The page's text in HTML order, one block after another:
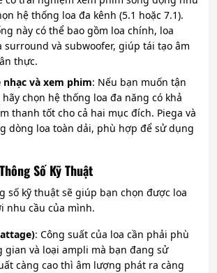
hệ thống loa đa kênh (5.1 hoặc 7.1).
này có thể bao gồm loa chính, loa
surround và subwoofer, giúp tái tạo âm
thực.
và xem phim: Nếu bạn muốn tận
chọn hệ thống loa đa năng có khả
thanh tốt cho cả hai mục đích. Piega và
dòng loa toàn dải, phù hợp để sử dụng
Số Kỹ Thuật
số kỹ thuật sẽ giúp bạn chọn được loa
nhu cầu của mình.
: Công suất của loa cần phải phù
gian và loại ampli mà bạn đang sử
càng cao thì âm lượng phát ra càng